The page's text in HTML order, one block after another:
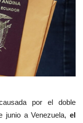
por el doble
junio a Venezuela, el